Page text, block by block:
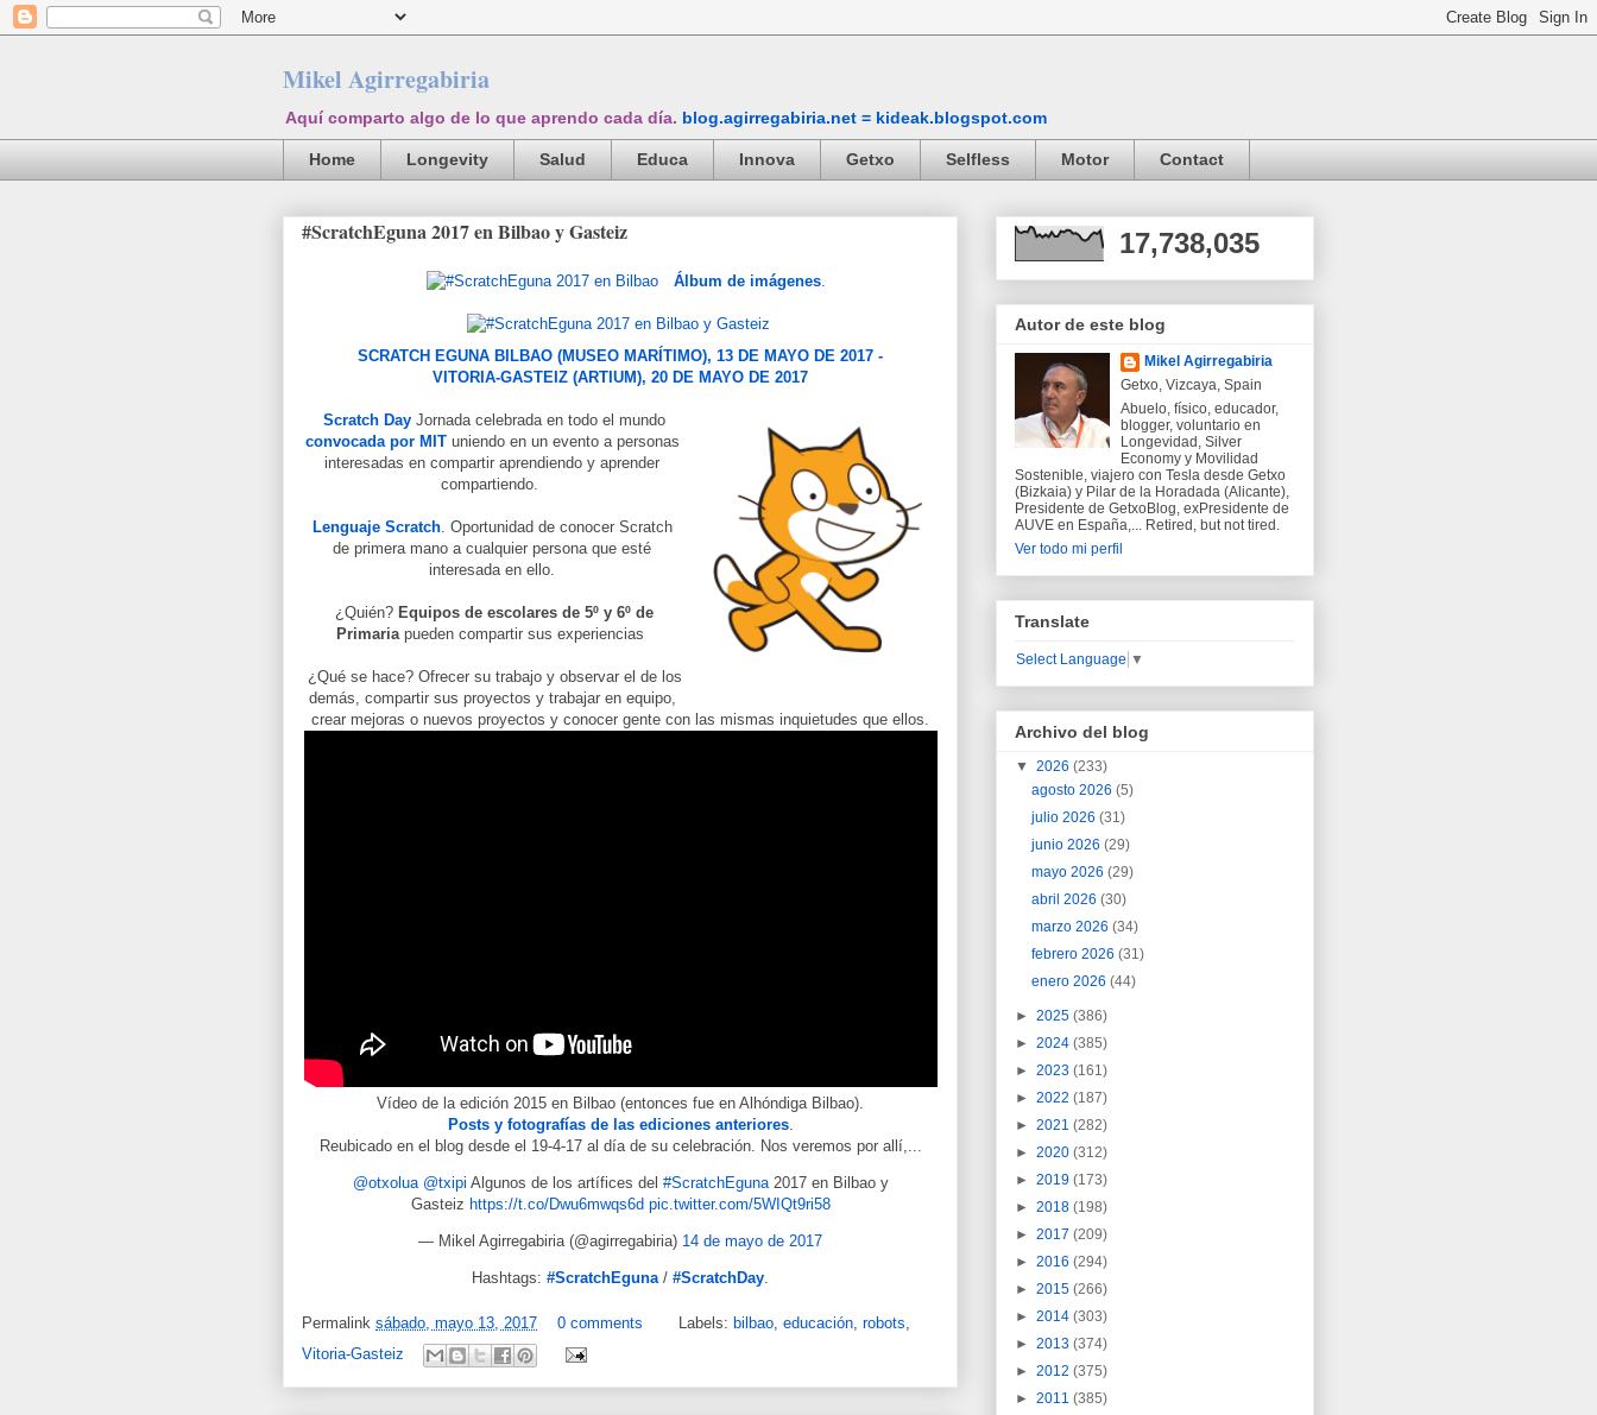
Mikel Agirregabiria
Aquí comparto algo de lo que aprendo cada día. blog.agirregabiria.net = kideak.blogspot.com
Home Longevity Salud Educa Innova Getxo Selfless Motor Contact
#ScratchEguna 2017 en Bilbao y Gasteiz
Álbum de imágenes.
SCRATCH EGUNA BILBAO (MUSEO MARÍTIMO), 13 DE MAYO DE 2017 -
VITORIA-GASTEIZ (ARTIUM), 20 DE MAYO DE 2017
Scratch Day Jornada celebrada en todo el mundo
convocada por MITuniendo en un evento a personas
interesadas en compartir aprendiendo y aprender
compartiendo.
Lenguaje Scratch. Oportunidad de conocer Scratch
de primera mano a cualquier persona que esté
interesada en ello.
¿Quién? Equipos de escolares de 5º y 6º de
Primariapueden compartir sus experiencias
¿Qué se hace? Ofrecer su trabajo y observar el de los
demás, compartir sus proyectos y trabajar en equipo,
crear mejoras o nuevos proyectos y conocer gente con las mismas inquietudes que ellos.
Vídeo de la edición 2015 en Bilbao (entonces fue en Alhóndiga Bilbao).
Posts y fotografías de las ediciones anteriores.
Reubicado en el blog desde el 19-4-17 al día de su celebración. Nos veremos por allí,...
@otxolua @txipi Algunos de los artífices del #ScratchEguna2017 en Bilbao y
Gasteiz https://t.co/Dwu6mwqs6d pic.twitter.com/5WIQt9ri58
— Mikel Agirregabiria (@agirregabiria) 14 de mayo de 2017
Hashtags: #ScratchEguna / #ScratchDay
Permalink sábado, mayo 13, 2017 0 comments Labels: bilbao, educación, robots,
Vitoria-Gasteiz
17,738,035
Autor de este blog
Mikel Agirregabiria
Getxo, Vizcaya, Spain
Abuelo, físico, educador,
blogger, voluntario en
Longevidad, Silver
Economy y Movilidad
Sostenible, viajero con Tesla desde Getxo
(Bizkaia) y Pilar de la Horadada (Alicante),
Presidente de GetxoBlog, exPresidente de
AUVE en España,... Retired, but not tired.
Ver todo mi perfil
Translate
Select Language ▼
Archivo del blog
▼ 2026 (233)
agosto 2026(5)
julio 2026(31)
junio 2026(29)
mayo 2026(29)
abril 2026(30)
marzo 2026(34)
febrero 2026(31)
enero 2026(44)
► 2025 (386)
► 2024 (385)
► 2023 (161)
► 2022 (187)
► 2021 (282)
► 2020 (312)
► 2019 (173)
► 2018 (198)
► 2017 (209)
► 2016 (294)
► 2015 (266)
► 2014 (303)
► 2013 (374)
► 2012 (375)
► 2011 (385)